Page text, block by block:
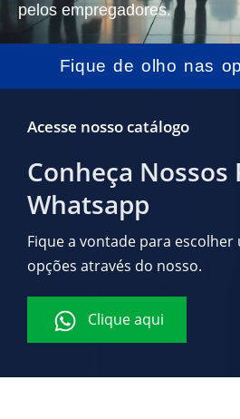
pelos empregadores.
Fique de olho nas
Acesse nosso catálogo
Conheça Nossos
Whatsapp
Fique a vontade para escolher
opções através do nosso.
Clique aqui